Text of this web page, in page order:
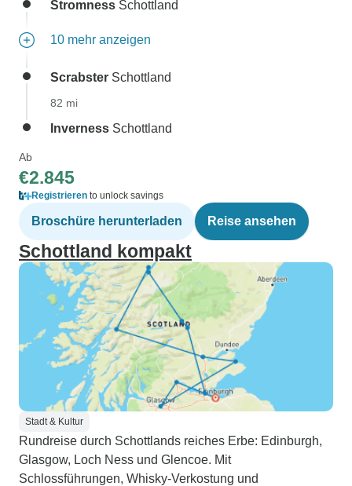
Stromness Schottland
10 mehr anzeigen
Scrabster Schottland
82 mi
Inverness Schottland
Ab
€2.845
Registrieren to unlock savings
Broschüre herunterladen Reise ansehen
Schottland kompakt
Stadt & Kultur
Rundreise durch Schottlands reiches Erbe: Edinburgh,
Glasgow, Loch Ness und Glencoe. Mit
Schlossführungen, Whisky-Verkostung und